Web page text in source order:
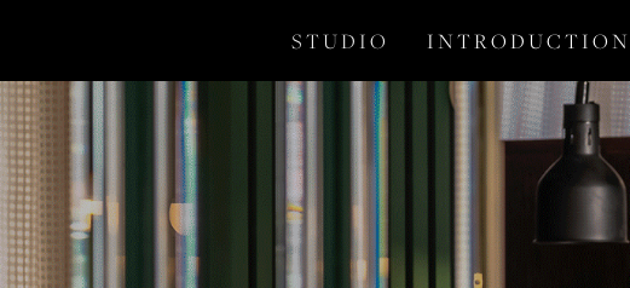
S T U D I O I N T R O D U C T I O N